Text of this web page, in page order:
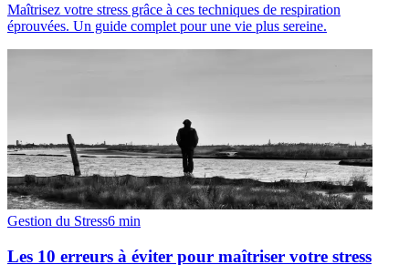
Maîtrisez votre stress grâce à ces techniques de respiration
éprouvées. Un guide complet pour une vie plus sereine.
Gestion du Stress6 min
Les 10 erreurs à éviter pour maîtriser votre stress